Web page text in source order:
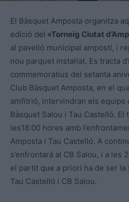
El Bàsquet Amposta organitza
edició del «Torneig Ciutat
al pavelló municipal ampostí, i
nou parquet instal·lat. Es tracta
commemoratius del setanta
Club Bàsquet Amposta, en el
amfitrió, intervindran els equips
Bàsquet Salou i Tau Castelló. El
les18:00 hores amb
Amposta i Tau Castelló. A
s’enfrontarà al CB Salou, i a les
el partit que a priori ha de ser la
Tau Castelló i CB Salou.